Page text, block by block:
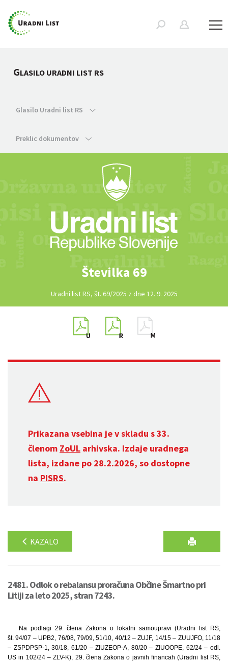
GLASILO URADNI LIST RS
Glasilo Uradni list RS
Preklic dokumentov
Številka 69
Uradni list RS, št. 69/2025 z dne 12. 9. 2025
Prikazana vsebina je v skladu s 33.
členom ZoUL arhivska. Izdaje uradnega
lista, izdane po 28.2.2026, so dostopne
na PISRS.
KAZALO
2481. Odlok o rebalansu proračuna Občine Šmartno pri
Litiji za leto 2025, stran 7243.
Na podlagi 29. člena Zakona o lokalni samoupravi (Uradni list RS,
št. 94/07 – UPB2, 76/08, 79/09, 51/10, 40/12 – ZUJF, 14/15 – ZUUJFO, 11/18
– ZSPDPSP-1, 30/18, 61/20 – ZIUZEOP-A, 80/20 – ZIUOOPE, 62/24 – odl.
US in 102/24 – ZLV-K), 29. člena Zakona o javnih financah (Uradni list RS,